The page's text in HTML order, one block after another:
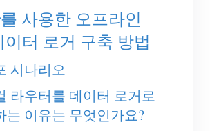
력 컨트롤러
Cloud Pro
스팅 서비스
기
시뮬레이터
사용한 오프라인
이터 로거 구축 방법
시나리오
라우터를 데이터 로거로
는 이유는 무엇인가요?